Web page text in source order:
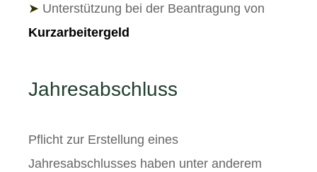
➤ Unterstützung bei der Beantragung von
Kurzarbeitergeld
Jahresabschluss
Pflicht zur Erstellung eines
Jahresabschlusses haben unter anderem